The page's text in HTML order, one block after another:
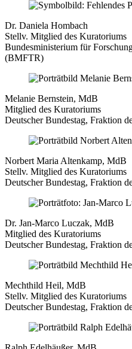
Dr. Daniela Hombach
Stellv. Mitglied des Kuratoriums
Bundesministerium für
(BMFTR)
Melanie Bernstein, MdB
Mitglied des Kuratoriums
Deutscher Bundestag, Fraktion
Norbert Maria Altenkamp, MdB
Stellv. Mitglied des Kuratoriums
Deutscher Bundestag, Fraktion
Dr. Jan-Marco Luczak, MdB
Mitglied des Kuratoriums
Deutscher Bundestag, Fraktion
Mechthild Heil, MdB
Stellv. Mitglied des Kuratoriums
Deutscher Bundestag, Fraktion